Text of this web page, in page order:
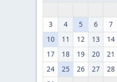
3
4 5 6 7
10
11 12 13 14
17
18 19 20 21
24
25 26 27 28